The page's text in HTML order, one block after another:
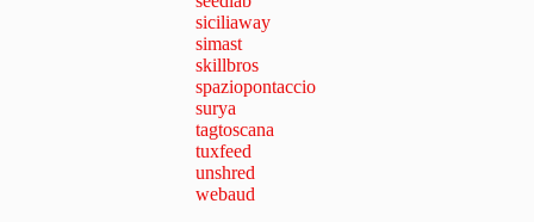
siciliaway
simast
skillbros
spaziopontaccio
surya
tagtoscana
tuxfeed
unshred
webaud